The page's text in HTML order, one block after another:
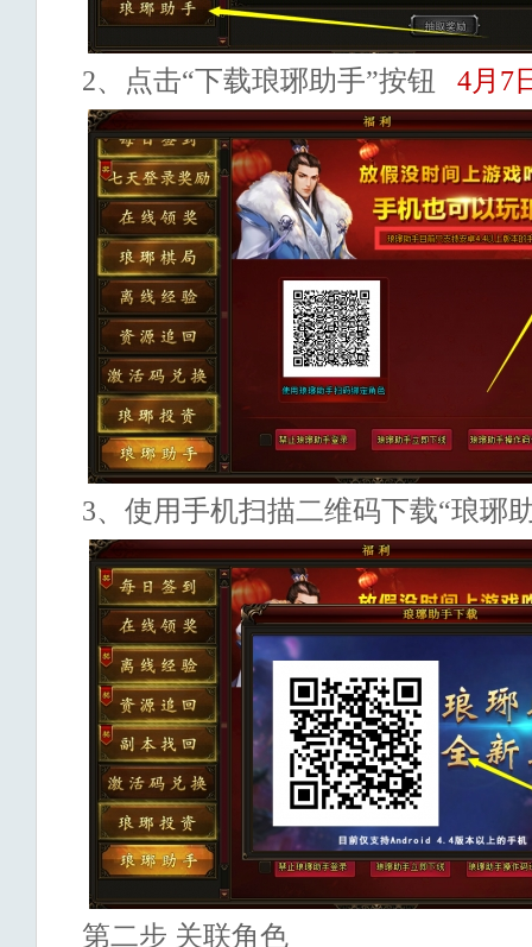
2、点击“下载琅琊助手”按钮 4月7
3、使用手机扫描二维码下载“琅琊
第二步 关联角色